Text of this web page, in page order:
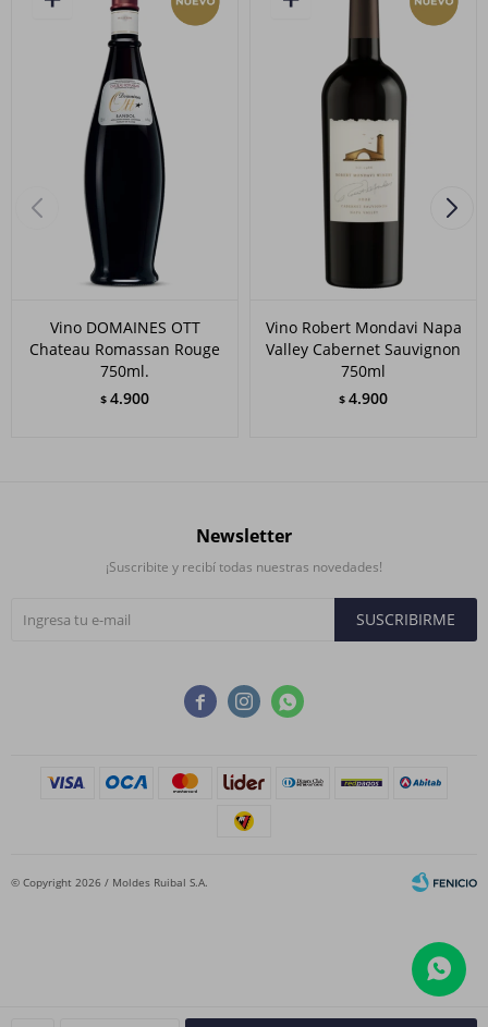
Vino DOMAINES OTT
Chateau Romassan Rouge
750ml.
$ 4.900
Vino Robert Mondavi Napa
Valley Cabernet Sauvignon
750ml
$ 4.900
  
Newsletter
¡Suscribite y recibí todas nuestras novedades!
SUSCRIBIRME
© Copyright 2026 / Moldes Ruibal S.A.